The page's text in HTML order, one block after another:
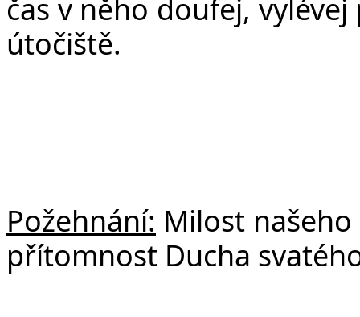
čas v něho doufej,
útočiště.
Požehnání: Milost našeho
přítomnost Ducha